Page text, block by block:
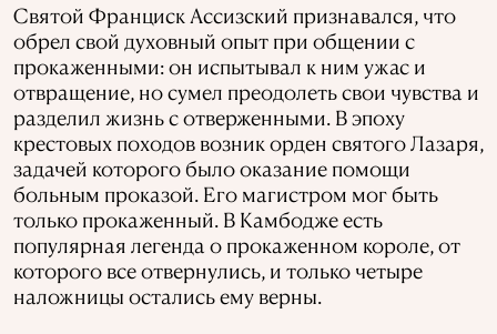
Святой Франциск Ассизский признавался, что
обрел свой духовный опыт при общении с
прокаженными: он испытывал к ним ужас и
отвращение, но сумел преодолеть свои чувства и
разделил жизнь с отверженными. В эпоху
крестовых походов возник орден святого Лазаря,
задачей которого было оказание помощи
больным проказой. Его магистром мог быть
только прокаженный. В Камбодже есть
популярная легенда о прокаженном короле, от
которого все отвернулись, и только четыре
наложницы остались ему верны.